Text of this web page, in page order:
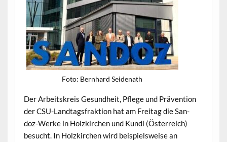
Foto: Bern­hard Seidenath
Der Arbeit­skreis Gesund­heit, Pflege und Präven­tion
der CSU-Land­tags­frak­tion hat am Fre­itag die San­
doz-Werke in Holzkirchen und Kundl (Öster­re­ich)
besucht. In Holzkirchen wird beispiel­sweise an